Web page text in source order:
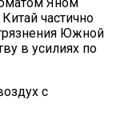
частично
Южной
в усилиях по